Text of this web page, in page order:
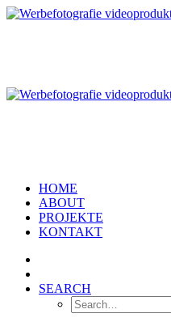
HOME
ABOUT
PROJEKTE
KONTAKT
SEARCH